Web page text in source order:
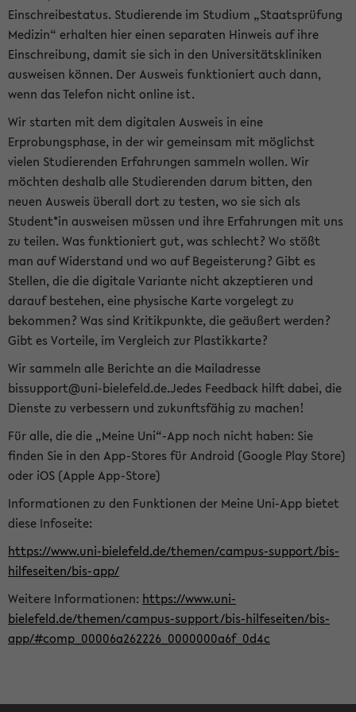
Einschreibestatus. Studierende im Studium „Staatsprüfung
Medizin“ erhalten hier einen separaten Hinweis auf ihre
Einschreibung, damit sie sich in den Universitätskliniken
ausweisen können. Der Ausweis funktioniert auch dann,
wenn das Telefon nicht online ist.
Wir starten mit dem digitalen Ausweis in eine
Erprobungsphase, in der wir gemeinsam mit möglichst
vielen Studierenden Erfahrungen sammeln wollen. Wir
möchten deshalb alle Studierenden darum bitten, den
neuen Ausweis überall dort zu testen, wo sie sich als
Student*in ausweisen müssen und ihre Erfahrungen mit uns
zu teilen. Was funktioniert gut, was schlecht? Wo stößt
man auf Widerstand und wo auf Begeisterung? Gibt es
Stellen, die die digitale Variante nicht akzeptieren und
darauf bestehen, eine physische Karte vorgelegt zu
bekommen? Was sind Kritikpunkte, die geäußert werden?
Gibt es Vorteile, im Vergleich zur Plastikkarte?
Wir sammeln alle Berichte an die Mailadresse
bissupport@uni-bielefeld.de.Jedes Feedback hilft dabei, die
Dienste zu verbessern und zukunftsfähig zu machen!
Für alle, die die „Meine Uni“-App noch nicht haben: Sie
finden Sie in den App-Stores für Android (Google Play Store)
oder iOS (Apple App-Store)
Informationen zu den Funktionen der Meine Uni-App bietet
diese Infoseite:
https://www.uni-bielefeld.de/themen/campus-support/bis-
hilfeseiten/bis-app/
Weitere Informationen: https://www.uni-
bielefeld.de/themen/campus-support/bis-hilfeseiten/bis-
app/#comp_00006a262226_0000000a6f_0d4c